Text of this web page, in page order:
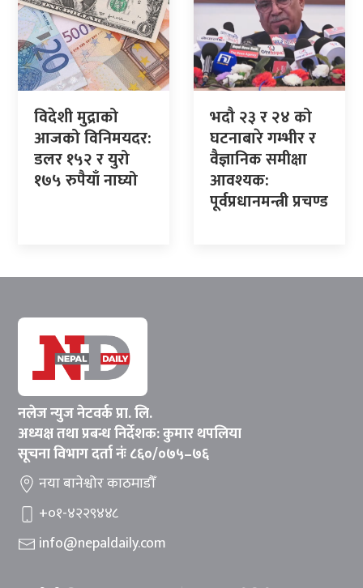
विदेशी मुद्राको
आजको विनिमयदर:
डलर १५२ र युरो
१७५ रुपैयाँ नाघ्यो
भदौ २३ र २४ को
घटनाबारे गम्भीर र
वैज्ञानिक समीक्षा
आवश्यक:
पूर्वप्रधानमन्त्री प्रचण्ड
नलेज न्युज नेटवर्क प्रा. लि.
अध्यक्ष तथा प्रबन्ध निर्देशक: कुमार थपलिया
सूचना विभाग दर्ता नंः ८६०/०७५–७६
नया बानेश्वोर काठमाडौँ
+०१-४२२९४४८
info@nepaldaily.com